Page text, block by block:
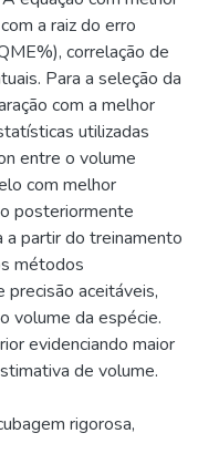
a raiz do erro
correlação de
Para a seleção da
com a melhor
utilizadas
entre o volume
com melhor
posteriormente
a partir do treinamento
métodos
aceitáveis,
volume da espécie.
evidenciando maior
de volume.
rigorosa,